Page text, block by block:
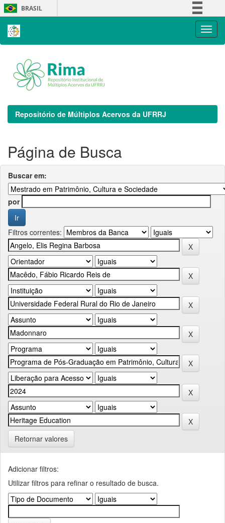
Skip
navigation
BRASIL
Repositório de Múltiplos Acervos da UFRRJ
Página de Busca
Buscar em:
por
Filtros correntes:
Retornar valores
Adicionar filtros:
Utilizar filtros para refinar o resultado de busca.